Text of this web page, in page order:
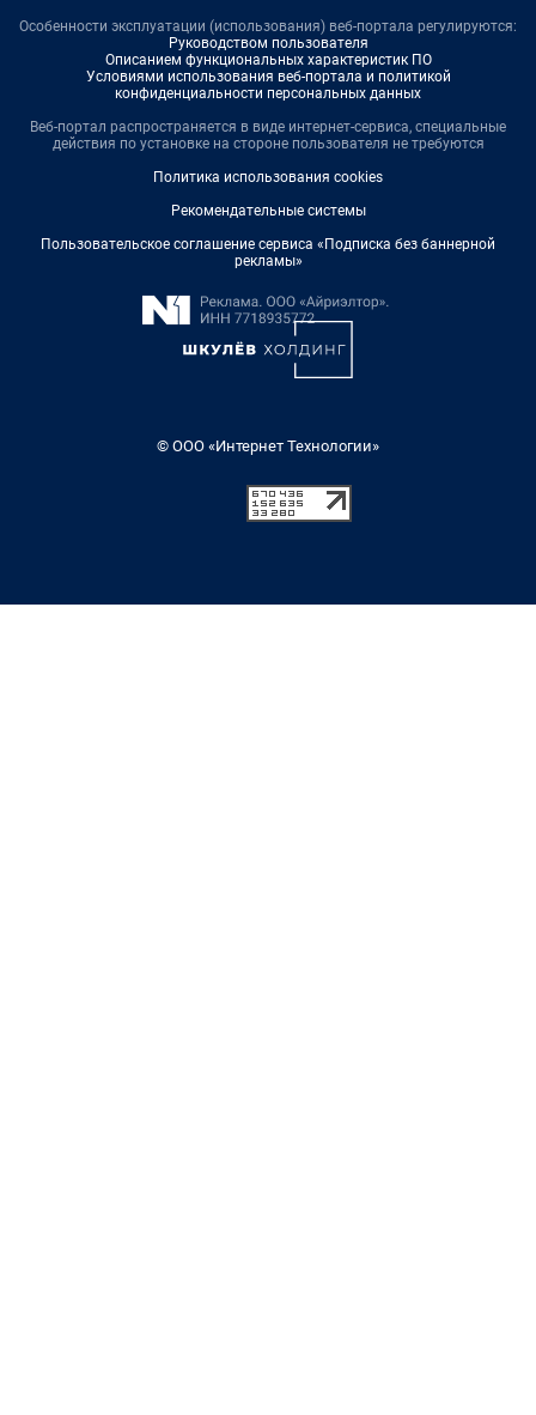
Особенности эксплуатации (использования) веб-портала регулируются:
Руководством пользователя
Описанием функциональных характеристик ПО
Условиями использования веб-портала и политикой
конфиденциальности персональных данных
Веб-портал распространяется в виде интернет-сервиса, специальные
действия по установке на стороне пользователя не требуются
Политика использования cookies
Рекомендательные системы
Пользовательское соглашение сервиса «Подписка без баннерной
рекламы»
© ООО «Интернет Технологии»